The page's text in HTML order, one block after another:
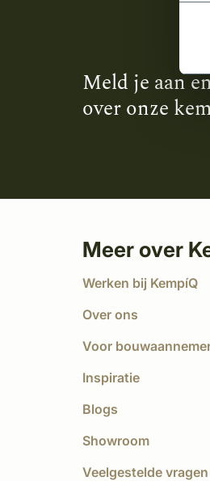
Meld je aan
over onze
Meer over
Werken bij KempíQ
Over ons
Voor
Inspiratie
Blogs
Showroom
Veelgestelde vragen